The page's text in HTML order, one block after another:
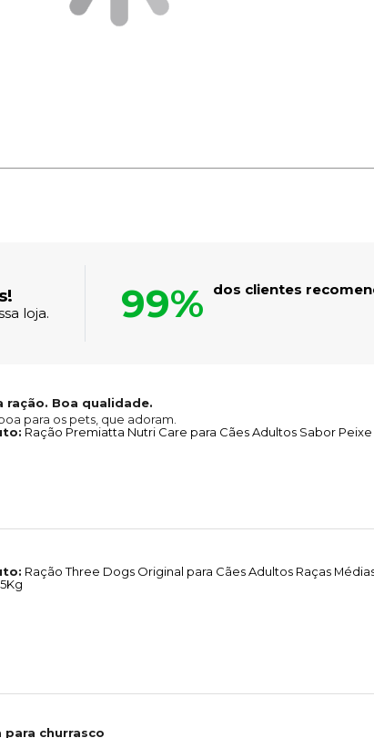
loja. 99% dos clientes
ração. Boa qualidade.
para os pets, que adoram.
Ração Premiatta Nutri Care para Cães Adultos Sabor Peixe
Ração Three Dogs Original para Cães Adultos Raças
para churrasco